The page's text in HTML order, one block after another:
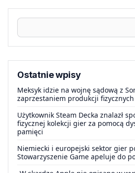
Ostatnie wpisy
Meksyk idzie na wojnę sądową z
zaprzestaniem produkcji
Użytkownik Steam Decka znalazł
fizycznej kolekcji gier za pomocą
pamięci
Niemiecki i europejski sektor gier
Stowarzyszenie Game apeluje do